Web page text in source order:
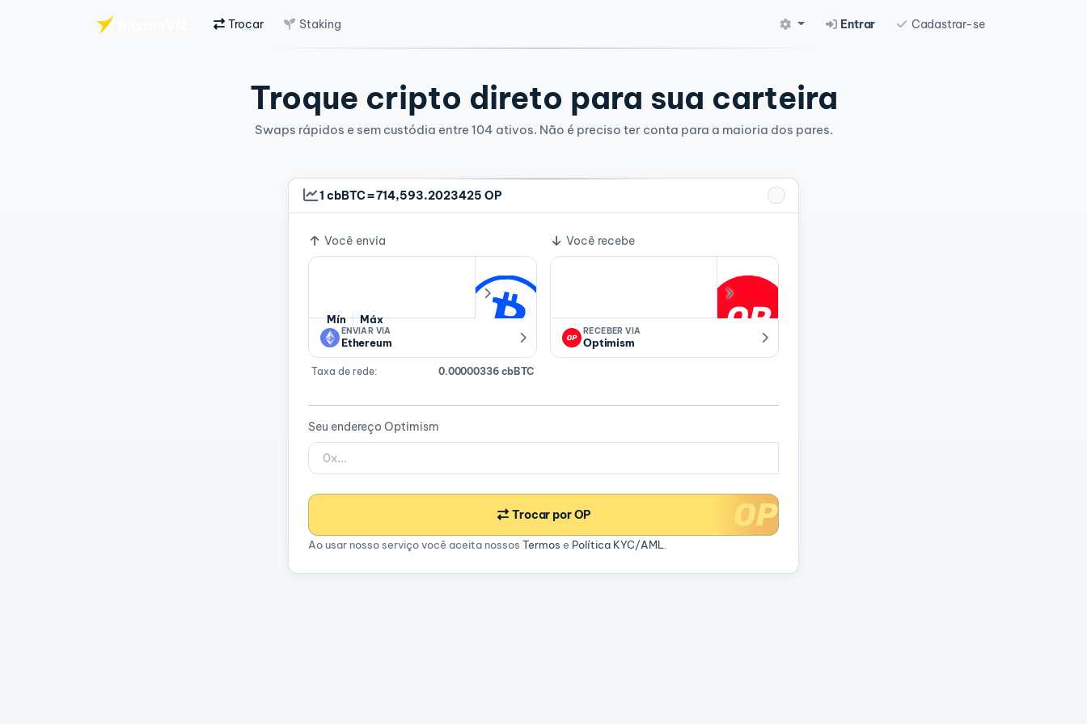
Trocar Staking Entrar Cadastrar-se
Troque cripto direto para sua carteira
Swaps rápidos e sem custódia entre 104 ativos. Não é preciso ter conta para a maioria dos pares.
Taxa de câmbio
1 cbBTC=714,593.2023425 OP
Você envia
Mín Máx
ENVIAR VIA
Ethereum
Taxa de rede: 0.00000336 cbBTC
Você recebe
RECEBER VIA
Optimism
Seu endereço Optimism
Trocar por OP
Ao usar nosso serviço você aceita nossos Termos e Política KYC/AML